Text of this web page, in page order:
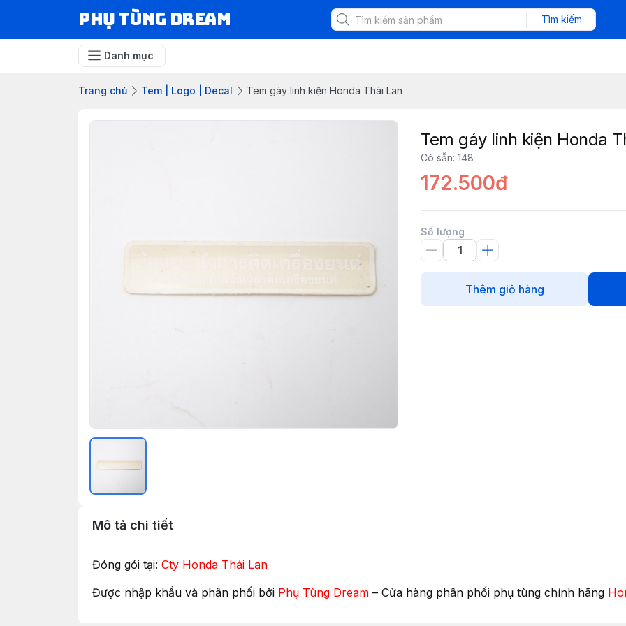
Phụ Tùng Dream Tìm kiếm
Danh mục
Trang chủ Tem | Logo | Decal Tem gáy linh kiện Honda Thái Lan
Tem gáy linh kiện Honda
Có sẵn: 148
172.500đ
Số lượng
Thêm giỏ hàng
Mô tả chi tiết
Đóng gói tại: Cty Honda Thái Lan
Được nhập khẩu và phân phối bởi Phụ Tùng Dream – Cửa hàng phân phối phụ tùng chính hãng